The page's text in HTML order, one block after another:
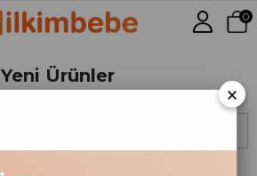
0
Yeni Ürünler
×